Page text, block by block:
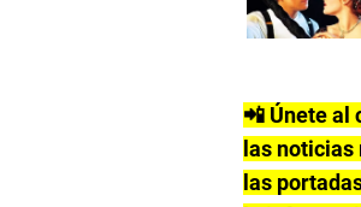
📲 Únete al
las noticias
las